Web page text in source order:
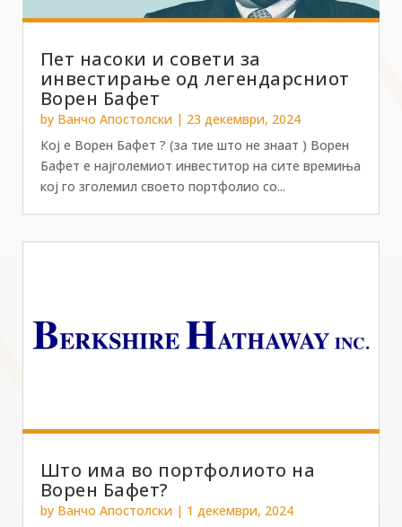
Пет насоки и совети за
инвестирање од легендарсниот
Ворен Бафет
by Ванчо Апостолски| 23 декември, 2024
Кој е Ворен Бафет ? (за тие што не знаат ) Ворен
Бафет е најголемиот инвеститор на сите времиња
кој го зголемил своето портфолио со...
Што има во портфолиото на
Ворен Бафет?
by Ванчо Апостолски| 1 декември, 2024